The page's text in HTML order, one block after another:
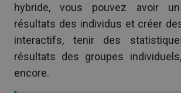
hybride, vous pouvez avoir
résultats des individus et créer
interactifs, tenir des
résultats des groupes
encore.